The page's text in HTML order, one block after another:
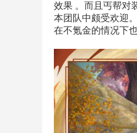
效果 。而且丐帮对
本团队中颇受欢迎
在不氪金的情况下